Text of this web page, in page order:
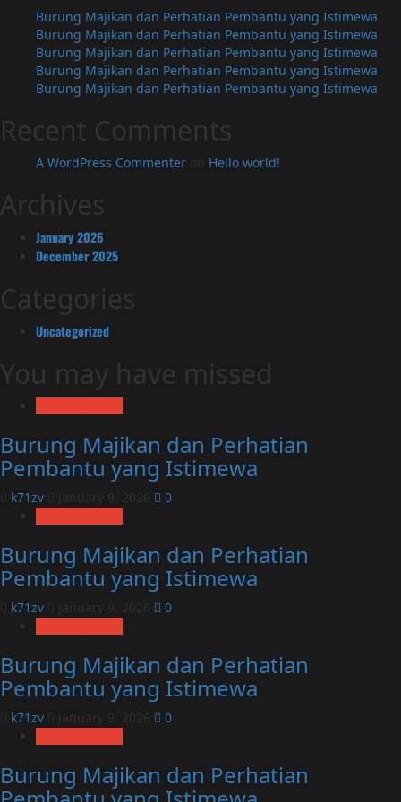
Burung Majikan dan Perhatian Pembantu yang Istimewa
Burung Majikan dan Perhatian Pembantu yang Istimewa
Burung Majikan dan Perhatian Pembantu yang Istimewa
Burung Majikan dan Perhatian Pembantu yang Istimewa
Burung Majikan dan Perhatian Pembantu yang Istimewa
Recent Comments
A WordPress Commenter on Hello world!
Archives
January 2026
December 2025
Categories
Uncategorized
You may have missed
Burung Majikan dan Perhatian
Pembantu yang Istimewa
k71zv January 9, 2026
0
Burung Majikan dan Perhatian
Pembantu yang Istimewa
k71zv January 9, 2026
0
Burung Majikan dan Perhatian
Pembantu yang Istimewa
k71zv January 9, 2026
0
Burung Majikan dan Perhatian